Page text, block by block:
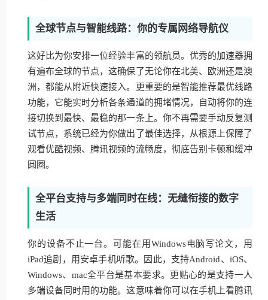
全球节点与智能线路：你的专属网络导航仪
这好比为你安排一位经验丰富的领航员。优秀的加速器拥
有遍布全球的节点，这确保了无论你在北美、欧洲还是澳
洲，都能从附近快速接入。更重要的是智能推荐最优线路
功能，它能实时分析各条通道的拥堵情况，自动将你的连
接切换到最快、最稳的那一条上。你不再需要手动反复测
试节点，系统已经为你做出了最佳选择，从根源上保障了
观看优酷视频、腾讯视频的流畅度，彻底告别卡顿和缓冲
圆圈。
全平台支持与多端同时在线：无缝衔接的数字
生活
你的设备不止一台。可能在用Windows电脑写论文，用
iPad追剧，用安卓手机听歌。因此，支持Android、iOS、
Windows、mac全平台是基本要求。更贴心的是支持一人
多端设备同时用的功能。这意味着你可以在手机上看腾讯